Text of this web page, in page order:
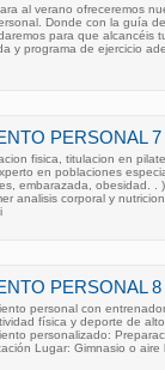
al verano ofreceremos
Donde con la guía
para que alcancéis
y programa de ejercicio
PERSONAL 7
fisica, titulacion en
en poblaciones
embarazada, obesidad. .
analisis corporal y
PERSONAL 8
personal con entrenador
física y deporte de
personalizado:
Lugar: Gimnasio o aire